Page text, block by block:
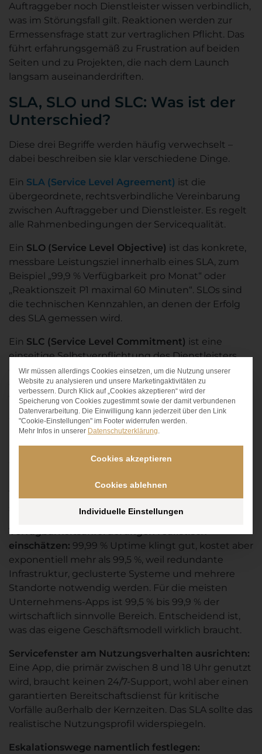
Auftraggeber noch Dienstleister wissen verbindlich,
was im Störungsfall gilt. Reaktionen werden zur
Ermessensfrage statt zur vertraglichen Pflicht. Das
führt erfahrungsgemäß zu Frustration auf beiden
Seiten und zu Projekten, die nach dem Launch
langsam auseinanderdriften.
SLA, SLO und SLC: Was ist der
Unterschied?
Diese drei Begriffe werden häufig verwechselt –
dabei beschreiben sie klar verschiedene Dinge.
Ein SLA (Service Level Agreement) ist die
übergeordnete, rechtsverbindliche Vereinbarung
zwischen Auftraggeber und Dienstleister. Es regelt
alle Rahmenbedingungen der Servicequalität.
Ein SLO (Service Level Objective) ist das konkrete,
messbare Leistungsziel innerhalb eines SLA, zum
Beispiel „99,9 % Verfügbarkeit pro Monat“ oder
„Reaktionszeit P1 maximal 60 Minuten“. SLOs sind
die technischen Kennzahlen, an denen der Erfolg
des SLA gemessen wird.
Ein SLC (Service Level Commitment) ist eine
einseitige Selbstverpflichtung des Dienstleisters,
ohne gegenseitige vertragliche Bindung. Anders als
ein SLA enthält ein SLC keine Pönalen und keine
formellen Konsequenzen bei Nichteinhaltung.
Worauf Unternehmen beim
SLA-Abschluss achten sollten
Wer zum ersten Mal ein SLA verhandelt,
unterschätzt oft, wie viel Einfluss die eigene
Vorbereitung auf das Ergebnis hat. Einige Punkte
sind dabei besonders entscheidend.
Verfügbarkeitsanforderungen realistisch
einschätzen: 99,99 % Uptime klingt gut, kostet aber
exponentiell mehr als 99,5 %, weil redundante
Infrastruktur, geclusterte Systeme und mehrere
Standorte notwendig werden. Für die meisten
Unternehmens-Apps ist 99,5 % bis 99,9 % der
wirtschaftlich sinnvolle Bereich. Entscheidend ist,
was das eigene Geschäftsmodell wirklich braucht.
Servicefenster am Nutzungsverhalten ausrichten:
Eine App, die primär zwischen 8 und 18 Uhr genutzt
wird, braucht keinen 24/7-Support, wohl aber einen
garantierten Bereitschaftsdienst für kritische
Vorfälle außerhalb der Kernzeiten. Das SLA sollte das
realistische Nutzungsprofil widerspiegeln.
Eskalationswege namentlich festlegen:
Datenschutz-
Wir müssen allerdings Cookies einsetzen, um die Nutzung unserer
Website zu analysieren und unsere Marketingaktivitäten zu
verbessern. Durch Klick auf „Cookies akzeptieren“ wird der
Speicherung von Cookies zugestimmt sowie der damit verbundenen
Datenverarbeitung. Die Einwilligung kann jederzeit über den Link
"Cookie-Einstellungen" im Footer widerrufen werden.
Mehr Infos in unserer Datenschutzerklärung
Cookies akzeptieren
Cookies ablehnen
Individuelle Einstellungen